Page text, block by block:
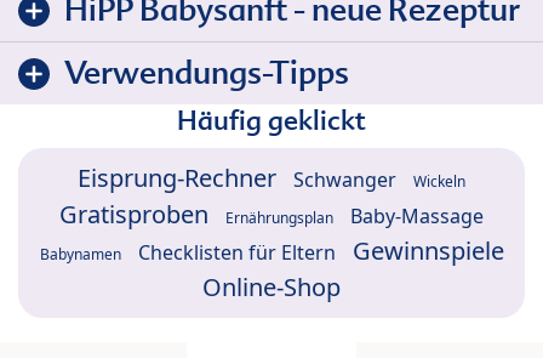
HiPP Babysanft - neue Rezeptur
Verwendungs-Tipps
Häufig geklickt
Eisprung-Rechner Schwanger Wickeln
Gratisproben Ernährungsplan Baby-Massage
Babynamen Checklisten für Eltern
Gewinnspiele
Online-Shop